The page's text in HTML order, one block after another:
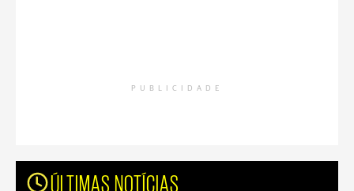
PUBLICIDADE
ÚLTIMAS NOTÍCIAS